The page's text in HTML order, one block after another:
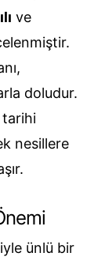
ve
doludur.
tarihi
nesillere
ünlü bir